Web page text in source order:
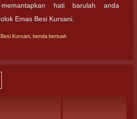
hati barulah anda
Emas Besi Kursani.
Kursani benda bertuah